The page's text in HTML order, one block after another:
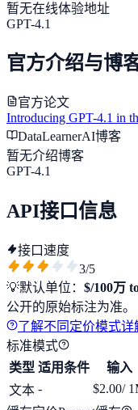
暂无在线体验地址
GPT-4.1
官方介绍与博
官方论文
Introducing GPT-4.1 in
DataLearnerAI博客
暂无介绍博客
GPT-4.1
API接口信息
接口速度
3/5
💡默认单位： $/100万
公开的原始标注为准。
了解不同定价模式详
标准模式
类型 适用条件 输入
文本 - $2.00/